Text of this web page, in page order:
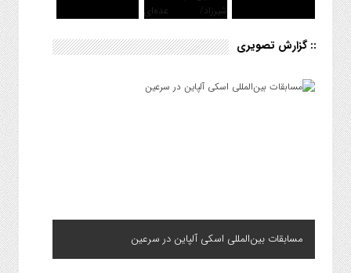
:: گزارش تصویری
مسابقات بین‌المللی اسکی آلپاین در سرعین